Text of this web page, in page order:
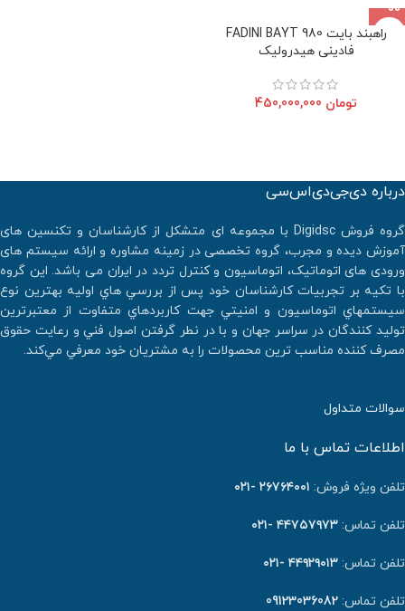
راهبند بایت FADINI BAYT 980
فادینی هیدرولیک
تومان
درباره دی‌جی‌دی‌اس‌سی
گروه فروش Digidsc با مجموعه ای متشکل از کارشناسان و تکنسین های
آموزش دیده و مجرب، گروه تخصصی در زمینه مشاوره و ارائه سیستم های
ورودی های اتوماتیک، اتوماسیون و کنترل تردد در ایران می باشد. اين گروه
با تكيه بر تجربيات كارشناسان خود پس از بررسي هاي اوليه بهترين نوع
سيستمهاي اتوماسيون و امنيتي جهت كاربردهاي متفاوت از معتبرترين
توليد كنندگان در سراسر جهان و با در نطر گرفتن اصول فني و رعايت حقوق
مصرف كننده مناسب ترين محصولات را به مشتريان خود معرفي مي‌كند.
سوالات متداول
اطلاعات تماس با ما
تلفن ویژه فروش: ٢٦٧٦٤٠٠١ -۰۲۱
تلفن تماس: ۴۴۷۵۷۹۷۳ -۰۲۱
تلفن تماس: ۴۴۹۲۹۰۱۳ -۰۲۱
تلفن تماس: 09123036082